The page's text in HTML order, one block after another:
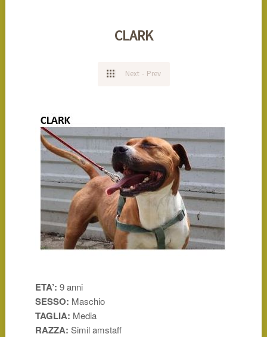
CLARK
Next - Prev
ETA’: 9 anni
SESSO: Maschio
TAGLIA: Media
RAZZA: Simil amstaff